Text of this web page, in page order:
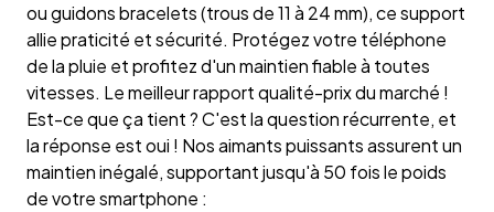
ou guidons bracelets (trous de 11 à 24 mm), ce support
allie praticité et sécurité. Protégez votre téléphone
de la pluie et profitez d'un maintien fiable à toutes
vitesses. Le meilleur rapport qualité-prix du marché !
Est-ce que ça tient ? C'est la question récurrente, et
la réponse est oui ! Nos aimants puissants assurent un
maintien inégalé, supportant jusqu'à 50 fois le poids
de votre smartphone :